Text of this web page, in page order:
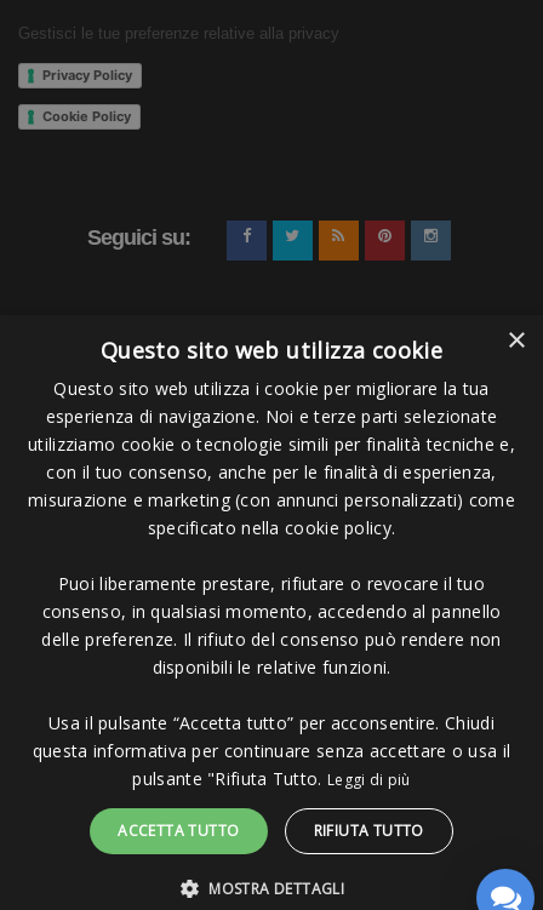
Gestisci le tue preferenze relative alla privacy
Privacy Policy
Cookie Policy
Seguici su:
Pagamenti Accettati
Copyright © 2006 - 2023 -
Massa MS - Tel 0585026137 - P.IVA 01151030457 - REA MS 117168
Sito protetto da reCAPTCHA.
×
Questo sito web utilizza cookie
Questo sito web utilizza i cookie per migliorare la tua
esperienza di navigazione. Noi e terze parti selezionate
utilizziamo cookie o tecnologie simili per finalità tecniche e,
con il tuo consenso, anche per le finalità di esperienza,
misurazione e marketing (con annunci personalizzati) come
specificato nella cookie policy.
Puoi liberamente prestare, rifiutare o revocare il tuo
consenso, in qualsiasi momento, accedendo al pannello
delle preferenze. Il rifiuto del consenso può rendere non
disponibili le relative funzioni.
Usa il pulsante “Accetta tutto” per acconsentire. Chiudi
questa informativa per continuare senza accettare o usa il
pulsante "Rifiuta Tutto. Leggi di più
ACCETTA TUTTO RIFIUTA TUTTO
MOSTRA DETTAGLI